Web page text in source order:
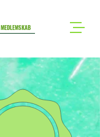
MEDLEMSKAB